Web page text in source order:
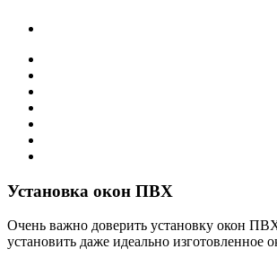
Установка окон ПВХ
Очень важно доверить установку окон
установить даже идеально изготовленное